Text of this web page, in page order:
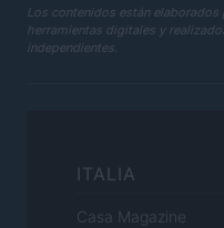
Los contenidos están
herramientas digitales y
independientes.
ITALIA
Casa Magazine